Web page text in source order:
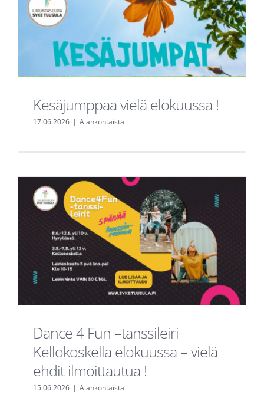
Kesäjumppaa vielä elokuussa !
17.06.2026 | Ajankohtaista
Dance 4 Fun –tanssileiri
Kellokoskella elokuussa – vielä
ehdit ilmoittautua !
15.06.2026 | Ajankohtaista